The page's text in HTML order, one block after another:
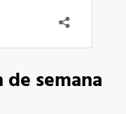
semana